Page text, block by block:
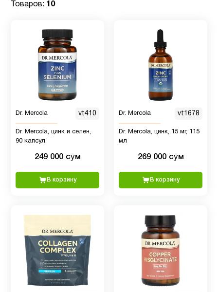
здоровье
Детям 10
Деятельность
мозга
1
подростков
1
Для
Железо 1
Женщинам 57
Товаров: 10
Dr. Mercola vt410
Dr. Mercola, цинк и селен,
90 капсул
249 000 сӯм
В корзину
Dr. Mercola vt1678
Dr. Mercola, цинк, 15 мг, 115
мл
269 000 сӯм
В корзину